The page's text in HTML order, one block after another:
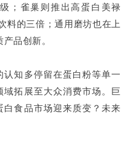
；雀巢则推出高蛋白美禄
料的三倍；通用磨坊也在上
品创新。
知多停留在蛋白粉等单一
拓展至大众消费市场。巨
食品市场迎来质变？未来